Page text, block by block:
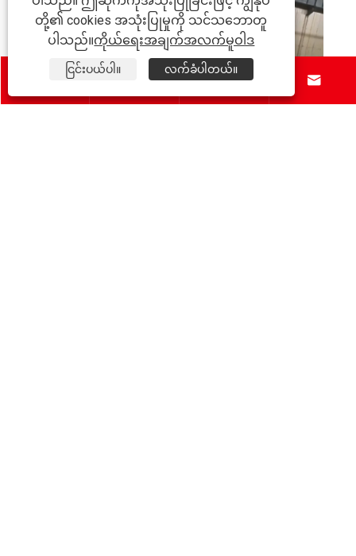
 
တို့၏ cookies အသုံးပြုမှုကို သင်သဘောတူ
ပါသည်။ကိုယ်ရေးအချက်အလက်မူဝါဒ
ငြင်းပယ်ပါ။ လက်ခံပါတယ်။